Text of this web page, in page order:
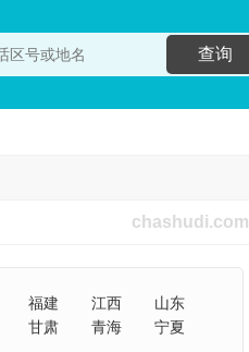
查询
chashudi.com
福建 江西
山东
甘肃 青海
宁夏